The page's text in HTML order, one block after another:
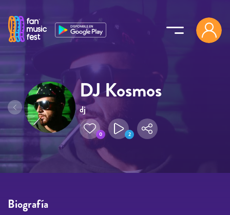
DJ Kosmos
dj
0 2
Biografía